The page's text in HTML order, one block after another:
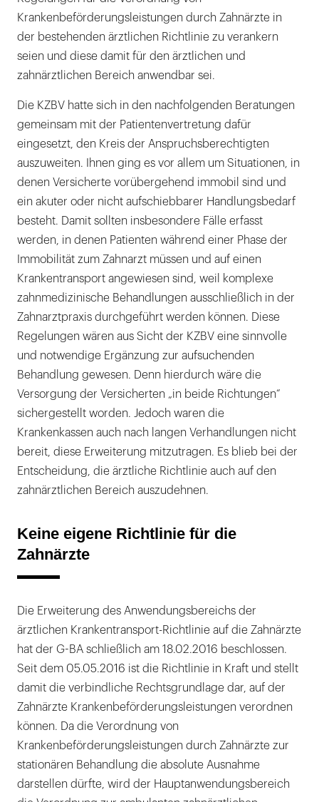
Krankenbeförderungsleistungen durch Zahnärzte in
der bestehenden ärztlichen Richtlinie zu verankern
seien und diese damit für den ärztlichen und
zahnärztlichen Bereich anwendbar sei.
Die KZBV hatte sich in den nachfolgenden Beratungen
gemeinsam mit der Patientenvertretung dafür
eingesetzt, den Kreis der Anspruchsberechtigten
auszuweiten. Ihnen ging es vor allem um Situationen, in
denen Versicherte vorübergehend immobil sind und
ein akuter oder nicht aufschiebbarer Handlungsbedarf
besteht. Damit sollten insbesondere Fälle erfasst
werden, in denen Patienten während einer Phase der
Immobilität zum Zahnarzt müssen und auf einen
Krankentransport angewiesen sind, weil komplexe
zahnmedizinische Behandlungen ausschließlich in der
Zahnarztpraxis durchgeführt werden können. Diese
Regelungen wären aus Sicht der KZBV eine sinnvolle
und notwendige Ergänzung zur aufsuchenden
Behandlung gewesen. Denn hierdurch wäre die
Versorgung der Versicherten „in beide Richtungen“
sichergestellt worden. Jedoch waren die
Krankenkassen auch nach langen Verhandlungen nicht
bereit, diese Erweiterung mitzutragen. Es blieb bei der
Entscheidung, die ärztliche Richtlinie auch auf den
zahnärztlichen Bereich auszudehnen.
Keine eigene Richtlinie für die
Zahnärzte
Die Erweiterung des Anwendungsbereichs der
ärztlichen Krankentransport-Richtlinie auf die Zahnärzte
hat der G-BA schließlich am 18.02.2016 beschlossen.
Seit dem 05.05.2016 ist die Richtlinie in Kraft und stellt
damit die verbindliche Rechtsgrundlage dar, auf der
Zahnärzte Krankenbeförderungsleistungen verordnen
können. Da die Verordnung von
Krankenbeförderungsleistungen durch Zahnärzte zur
stationären Behandlung die absolute Ausnahme
darstellen dürfte, wird der Hauptanwendungsbereich